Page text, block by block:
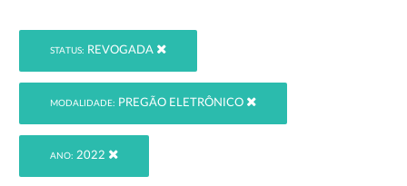
STATUS: REVOGADA
MODALIDADE: PREGÃO ELETRÔNICO
ANO: 2022